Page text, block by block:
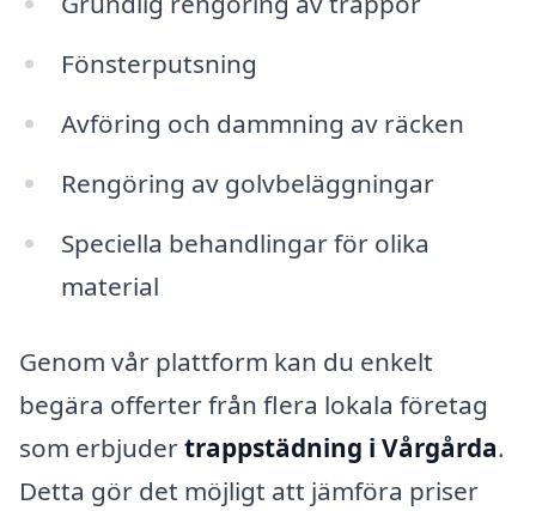
Fönsterputsning
Avföring och dammning av räcken
Rengöring av golvbeläggningar
Speciella behandlingar för olika
material
Genom vår plattform kan du enkelt
begära offerter från flera lokala företag
som erbjudertrappstädning i Vårgårda.
Detta gör det möjligt att jämföra priser